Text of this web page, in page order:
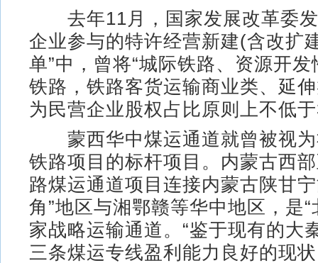
去年11月，国家发展改革委发
企业参与的特许经营新建(含改扩
单”中，曾将“城际铁路、资源开
铁路，铁路客货运输商业类、延
为民营企业股权占比原则上不低
蒙西华中煤运通道就曾被视为
铁路项目的标杆项目。内蒙古西
路煤运通道项目连接内蒙古陕甘
角”地区与湘鄂赣等华中地区，是“
家战略运输通道。“鉴于现有的大
三条煤运专线盈利能力良好的现